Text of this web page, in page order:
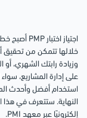
خلالها تتمكن من تحقيق
وزيادة رابتك الشهري،
على إدارة المشاريع،
استخدام أفضل وأحدث
إلكترونيًا عبر معهد PMI.